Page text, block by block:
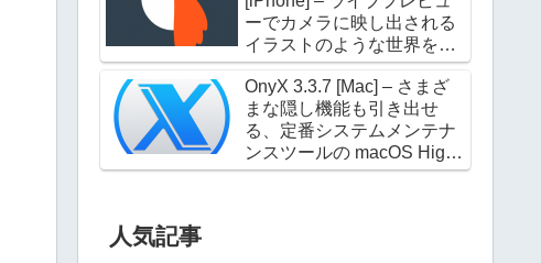
ーでカメラに映し出される
イラストのような世界を撮
影できるアプリケーション
OnyX 3.3.7 [Mac] – さまざ
まな隠し機能も引き出せ
る、定番システムメンテナ
ンスツールの macOS High
Sierra 対応版
人気記事